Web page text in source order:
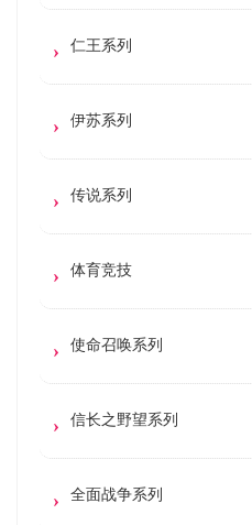
仁王系列
伊苏系列
传说系列
体育竞技
使命召唤系列
信长之野望系列
全面战争系列